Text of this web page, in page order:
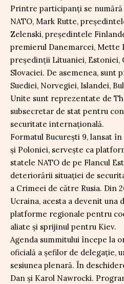
Printre participanți se
NATO, Mark Rutte,
Zelenski, președintele
premierul Danemarcei, Mette
președinții Lituaniei, Estoniei,
Slovaciei. De asemenea,
Suediei, Norvegiei, Islandei,
Unite sunt reprezentate de
subsecretar de stat pentru
securitate internațională.
Formatul București 9, lansat
și Poloniei, servește ca
statele NATO de pe Flancul
deteriorării situației de
a Crimeei de către Rusia. Din
Ucraina, acesta a devenit una
platforme regionale pentru
aliate și sprijinul pentru Kiev.
Agenda summitului începe la
oficială a șefilor de delegație,
sesiunea plenară. În
Dan și Karol Nawrocki.